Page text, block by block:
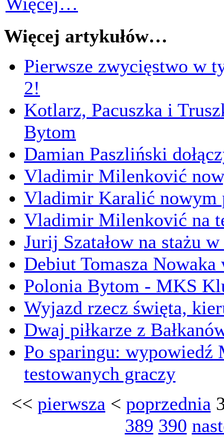
Więcej artykułów…
Pierwsze zwycięstwo w
2!
Kotlarz, Pacuszka i
Bytom
Damian Paszliński
Vladimir Milenković
Vladimir Karalić nowym
Vladimir Milenković na
Jurij Szatałow na stażu
Debiut Tomasza
Polonia Bytom - MKS
Wyjazd rzecz święta,
Dwaj piłkarze z
Po sparingu: wypowiedź
testowanych graczy
<< pierwsza < poprzednia
389 390